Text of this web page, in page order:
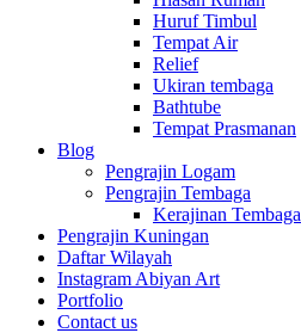
Huruf Timbul
Tempat Air
Relief
Ukiran tembaga
Bathtube
Tempat Prasmanan
Blog
Pengrajin Logam
Pengrajin Tembaga
Kerajinan Tembaga
Pengrajin Kuningan
Daftar Wilayah
Instagram Abiyan Art
Portfolio
Contact us